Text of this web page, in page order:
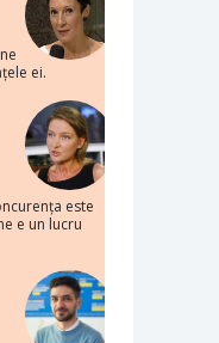
ei.
este
e un lucru